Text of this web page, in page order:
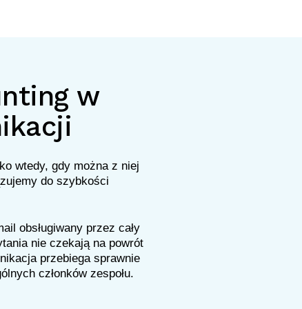
w
wtedy, gdy można z niej
do szybkości
obsługiwany przez cały
nie czekają na powrót
przebiega sprawnie